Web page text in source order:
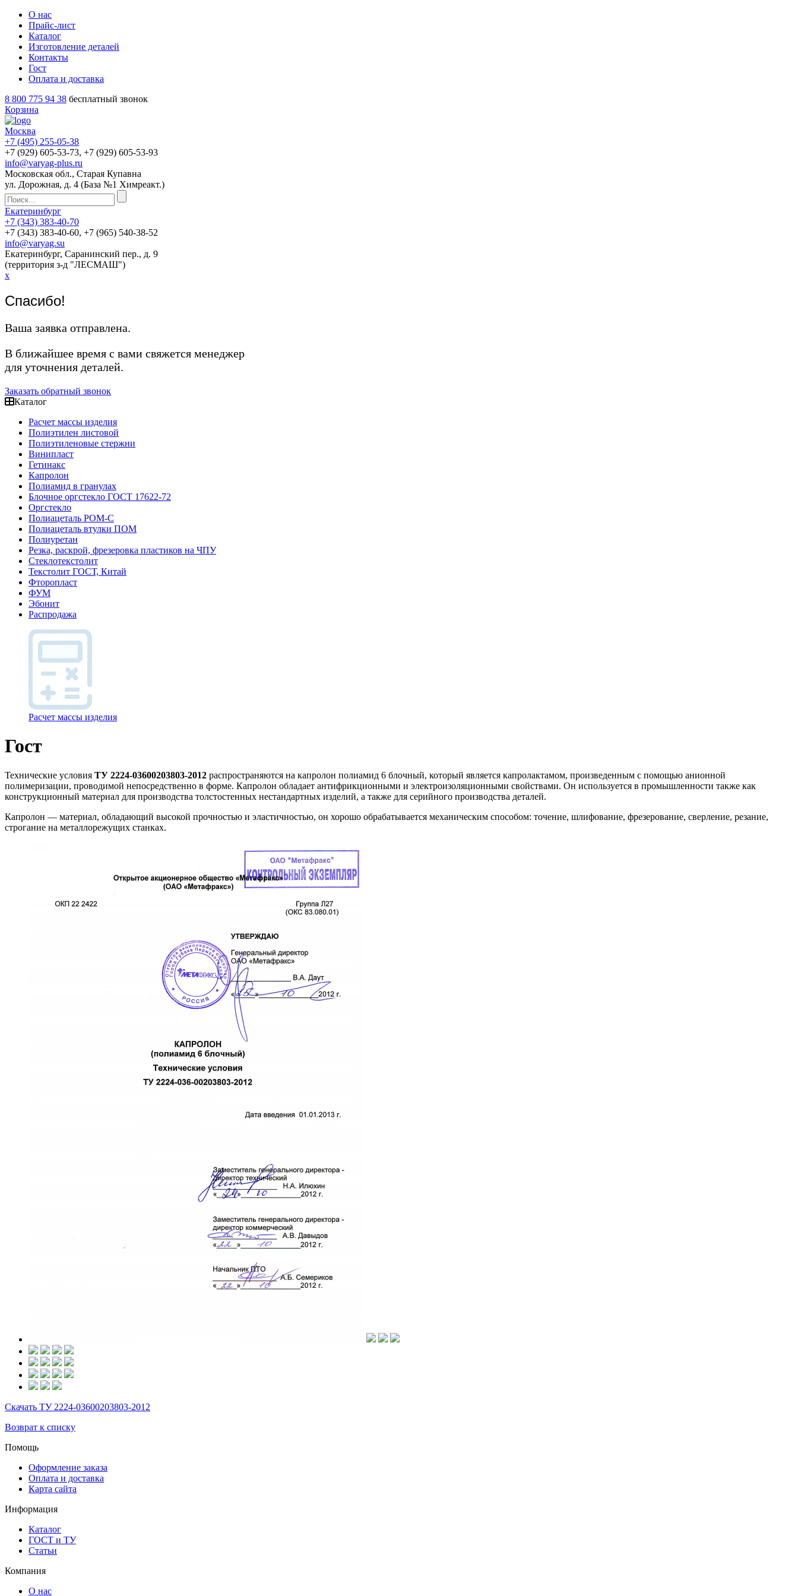
О нас
Прайс-лист
Каталог
Изготовление деталей
Контакты
Гост
Оплата и доставка
8 800 775 94 38 бесплатный звонок
Корзина
Москва
+7 (495) 255-05-38
+7 (929) 605-53-73, +7 (929) 605-53-93
info@varyag-plus.ru
Московская обл., Старая Купавна
ул. Дорожная, д. 4 (База №1 Химреакт.)
Екатеринбург
+7 (343) 383-40-70
+7 (343) 383-40-60, +7 (965) 540-38-52
info@varyag.su
Екатеринбург, Саранинский пер., д. 9
(территория з-д "ЛЕСМАШ")
x
Спасибо!
Ваша заявка отправлена.
В ближайшее время с вами свяжется менеджер
для уточнения деталей.
Заказать обратный звонок
Каталог
Расчет массы изделия
Полиэтилен листовой
Полиэтиленовые стержни
Винипласт
Гетинакс
Капролон
Полиамид в гранулах
Блочное оргстекло ГОСТ 17622-72
Оргстекло
Полиацеталь POM-C
Полиацеталь втулки ПОМ
Полиуретан
Резка, раскрой, фрезеровка пластиков на ЧПУ
Стеклотекстолит
Текстолит ГОСТ, Китай
Фторопласт
ФУМ
Эбонит
Распродажа
Расчет массы изделия
Гост
Технические условия ТУ 2224-03600203803-2012 распространяются на капролон полиамид 6 блочный, который является капролактамом, произведенным с помощью анионной
полимеризации, проводимой непосредственно в форме. Капролон обладает антифрикционными и электроизоляционными свойствами. Он используется в промышленности также как
конструкционный материал для производства толстостенных нестандартных изделий, а также для серийного производства деталей.
Капролон — материал, обладающий высокой прочностью и эластичностью, он хорошо обрабатывается механическим способом: точение, шлифование, фрезерование, сверление, резание,
строгание на металлорежущих станках.
Скачать ТУ 2224-03600203803-2012
Возврат к списку
Помощь
Оформление заказа
Оплата и доставка
Карта сайта
Информация
Каталог
ГОСТ и ТУ
Статьи
Компания
О нас